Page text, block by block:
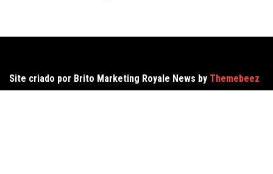
Site criado por Brito Marketing Royale News by Themebeez